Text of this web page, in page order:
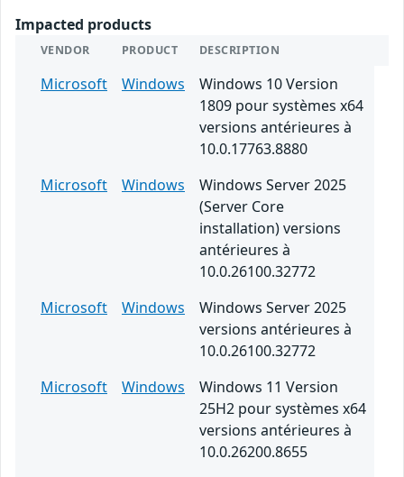
Impacted products
VENDOR PRODUCT DESCRIPTION
Microsoft Windows
Windows 10 Version
1809 pour systèmes x64
versions antérieures à
10.0.17763.8880
Microsoft
Windows
Windows Server 2025
(Server Core
installation) versions
antérieures à
10.0.26100.32772
Microsoft
Windows
Windows Server 2025
versions antérieures à
10.0.26100.32772
Microsoft
Windows
Windows 11 Version
25H2 pour systèmes x64
versions antérieures à
10.0.26200.8655